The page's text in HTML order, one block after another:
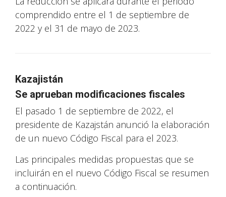
comprendido entre el 1 de septiembre de
2022 y el 31 de mayo de 2023.
Kazajistán
Se aprueban modificaciones fiscales
El pasado 1 de septiembre de 2022, el
presidente de Kazajstán anunció la elaboración
de un nuevo Código Fiscal para el 2023.
Las principales medidas propuestas que se
incluirán en el nuevo Código Fiscal se resumen
a continuación.